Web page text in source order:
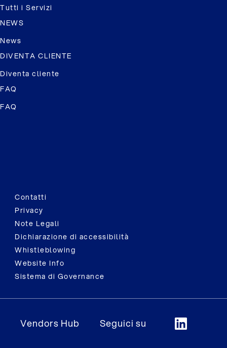
Tutti i Servizi
NEWS
News
DIVENTA CLIENTE
Diventa cliente
FAQ
FAQ
Contatti
Privacy
Note Legali
Dichiarazione di accessibilità
Whistleblowing
Website Info
Sistema di Governance
Vendors Hub Seguici su